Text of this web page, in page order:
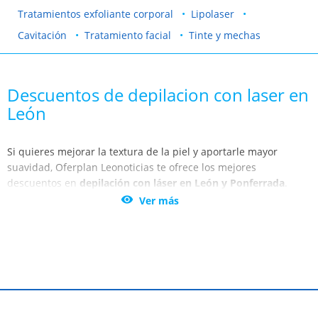
Tratamientos exfoliante corporal
Lipolaser
Cavitación
Tratamiento facial Tinte y mechas
Descuentos de depilacion con laser en
León
Si quieres mejorar la textura de la piel y aportarle mayor
suavidad, Oferplan Leonoticias te ofrece los mejores
descuentos en depilación con láser en León y Ponferrada
Ahorra tiempo en depilación y olvídate del vello de una vez por
depilación láser. Benefíciate de estas promociones en todas las
 Ver más